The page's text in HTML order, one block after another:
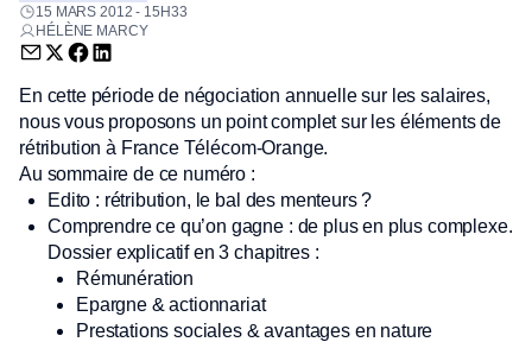
15 MARS 2012 - 15H33
HÉLÈNE MARCY
Envoyer par email (nouvelle fenêtre)
Partager sur Twitter (nouvelle fenêtre)
Partager sur Facebook (nouvelle fenêtre)
Partager sur LinkedIn (nouvelle fenêtre)
En cette période de négociation annuelle sur les salaires,
nous vous proposons un point complet sur les éléments de
rétribution à France Télécom-Orange.
Au sommaire de ce numéro :
Edito : rétribution, le bal des menteurs ?
Comprendre ce qu’on gagne : de plus en plus complexe.
Dossier explicatif en 3 chapitres :
Rémunération
Epargne & actionnariat
Prestations sociales & avantages en nature